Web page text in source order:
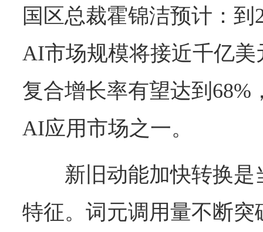
国区总裁霍锦洁预计：到
AI市场规模将接近千亿美
复合增长率有望达到68%
AI应用市场之一。
新旧动能加快转换
特征。词元调用量不断